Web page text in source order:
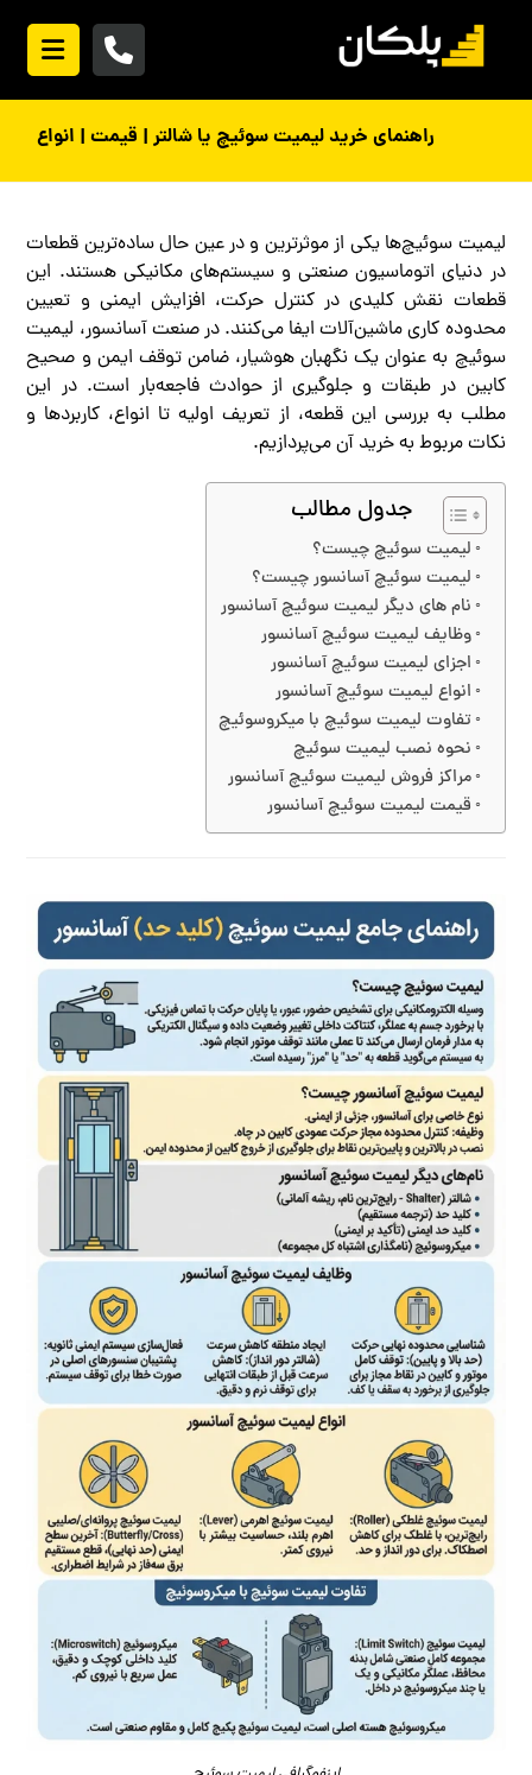
راهنمای خرید لیمیت سوئیچ یا شالتر | قیمت | انواع
لیمیت سوئیچ‌ها یکی از موثرترین و در عین حال ساده‌ترین قطعات
در دنیای اتوماسیون صنعتی و سیستم‌های مکانیکی هستند. این
قطعات نقش کلیدی در کنترل حرکت، افزایش ایمنی و تعیین
محدوده کاری ماشین‌آلات ایفا می‌کنند. در صنعت آسانسور، لیمیت
سوئیچ به عنوان یک نگهبان هوشیار، ضامن توقف ایمن و صحیح
کابین در طبقات و جلوگیری از حوادث فاجعه‌بار است. در این
مطلب به بررسی این قطعه، از تعریف اولیه تا انواع، کاربردها و
نکات مربوط به خرید آن می‌پردازیم.
جدول مطالب
لیمیت سوئیچ چیست؟
لیمیت سوئیچ آسانسور چیست؟
نام های دیگر لیمیت سوئیچ آسانسور
وظایف لیمیت سوئیچ آسانسور
اجزای لیمیت سوئیچ آسانسور
انواع لیمیت سوئیچ آسانسور
تفاوت لیمیت سوئیچ با میکروسوئیچ
نحوه نصب لیمیت سوئیچ
مراکز فروش لیمیت سوئیچ آسانسور
قیمت لیمیت سوئیچ آسانسور